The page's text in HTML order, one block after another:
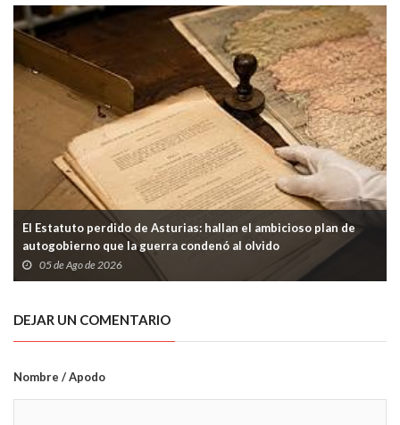
El Estatuto perdido de Asturias: hallan el ambicioso plan de
autogobierno que la guerra condenó al olvido
05 de Ago de 2026
DEJAR UN COMENTARIO
Nombre / Apodo